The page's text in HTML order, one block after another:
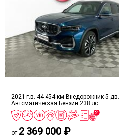
2021 г.в. 44 454 км Внедорожник 5 дв.
Автоматическая Бензин 238 лс
от 2 369 000 ₽